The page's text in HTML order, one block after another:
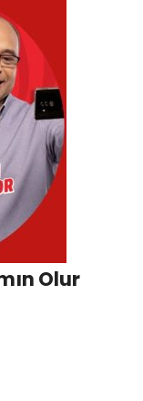
Olur